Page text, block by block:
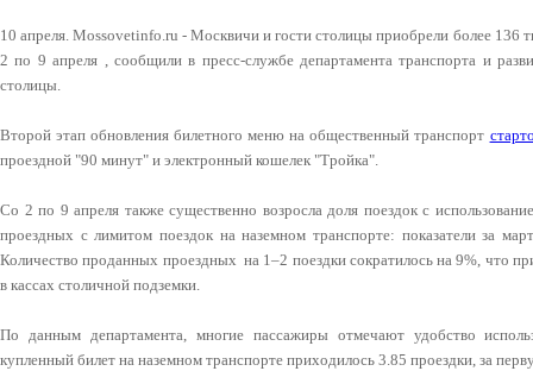
10 апреля. Mossovetinfo.ru - Москвичи и гости столицы приобрели более 136
2 по 9 апреля , сообщили в пресс-службе департамента транспорта и
столицы.
Второй этап обновления билетного меню на общественный транспорт
проездной "90 минут" и электронный кошелек "Тройка".
Со 2 по 9 апреля также существенно возросла доля поездок с
проездных с лимитом поездок на наземном транспорте: показатели за
Количество проданных проездных на 1–2 поездки сократилось на 9%, что
в кассах столичной подземки.
По данным департамента, многие пассажиры отмечают удобство
купленный билет на наземном транспорте приходилось 3.85 проездки, за